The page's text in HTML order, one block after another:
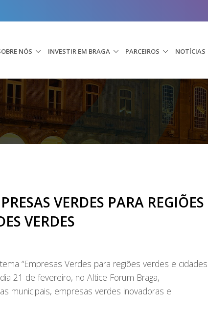
NÓS INVESTIR EM BRAGA PARCEIROS NOTÍCIAS
VERDES PARA REGIÕES
VERDES
“Empresas Verdes para regiões verdes e cidades
21 de fevereiro, no Altice Forum Braga,
municipais, empresas verdes inovadoras e